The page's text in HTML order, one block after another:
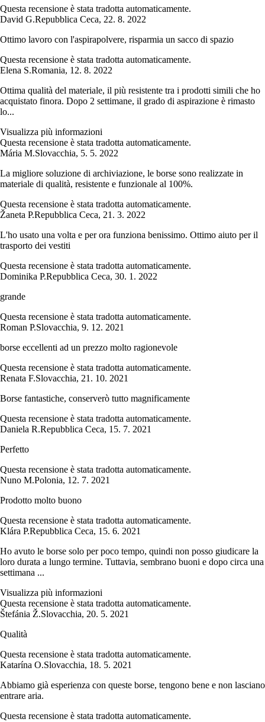
Questa recensione è stata tradotta automaticamente.
David G.Repubblica Ceca, 22. 8. 2022
Ottimo lavoro con l'aspirapolvere, risparmia un sacco di spazio
Questa recensione è stata tradotta automaticamente.
Elena S.Romania, 12. 8. 2022
Ottima qualità del materiale, il più resistente tra i prodotti simili che ho
acquistato finora. Dopo 2 settimane, il grado di aspirazione è rimasto
lo...
Visualizza più informazioni
Questa recensione è stata tradotta automaticamente.
Mária M.Slovacchia, 5. 5. 2022
La migliore soluzione di archiviazione, le borse sono realizzate in
materiale di qualità, resistente e funzionale al 100%.
Questa recensione è stata tradotta automaticamente.
Žaneta P.Repubblica Ceca, 21. 3. 2022
L'ho usato una volta e per ora funziona benissimo. Ottimo aiuto per il
trasporto dei vestiti
Questa recensione è stata tradotta automaticamente.
Dominika P.Repubblica Ceca, 30. 1. 2022
grande
Questa recensione è stata tradotta automaticamente.
Roman P.Slovacchia, 9. 12. 2021
borse eccellenti ad un prezzo molto ragionevole
Questa recensione è stata tradotta automaticamente.
Renata F.Slovacchia, 21. 10. 2021
Borse fantastiche, conserverò tutto magnificamente
Questa recensione è stata tradotta automaticamente.
Daniela R.Repubblica Ceca, 15. 7. 2021
Perfetto
Questa recensione è stata tradotta automaticamente.
Nuno M.Polonia, 12. 7. 2021
Prodotto molto buono
Questa recensione è stata tradotta automaticamente.
Klára P.Repubblica Ceca, 15. 6. 2021
Ho avuto le borse solo per poco tempo, quindi non posso giudicare la
loro durata a lungo termine. Tuttavia, sembrano buoni e dopo circa una
settimana ...
Visualizza più informazioni
Questa recensione è stata tradotta automaticamente.
Štefánia Ž.Slovacchia, 20. 5. 2021
Qualità
Questa recensione è stata tradotta automaticamente.
Katarína O.Slovacchia, 18. 5. 2021
Abbiamo già esperienza con queste borse, tengono bene e non lasciano
entrare aria.
Questa recensione è stata tradotta automaticamente.